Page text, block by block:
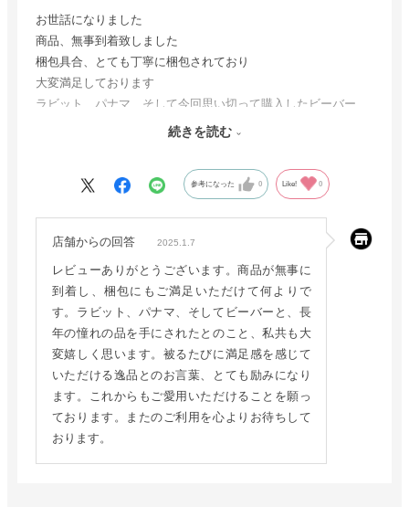
お世話になりました
商品、無事到着致しました
梱包具合、とても丁寧に梱包されており
大変満足しております
ラビット、パナマ、そして今回思い切って購入したビーバー、
長年の憧れをやっと手にして大満足しております
ますが、まぁこれも巡り合わせなのでしょう（笑）
製品の見た目、艶感、肌触り、
ありがとう御座いました。
続きを読む
参考になった 0 Like! 0
店舗からの回答 2025.1.7
レビューありがとうございます。商品が無事に
到着し、梱包にもご満足いただけて何よりで
す。ラビット、パナマ、そしてビーバーと、長
年の憧れの品を手にされたとのこと、私共も大
変嬉しく思います。被るたびに満足感を感じて
いただける逸品とのお言葉、とても励みになり
ます。これからもご愛用いただけることを願っ
ております。またのご利用を心よりお待ちして
おります。